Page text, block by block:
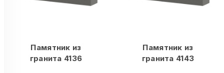
Памятник из
гранита 4136
Памятник из
гранита 4143